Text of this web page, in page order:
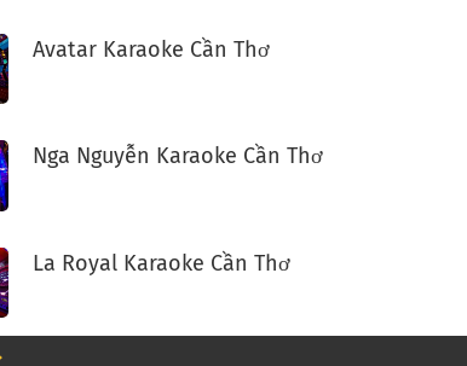
Avatar Karaoke Cần Thơ
Nga Nguyễn Karaoke Cần Thơ
La Royal Karaoke Cần Thơ